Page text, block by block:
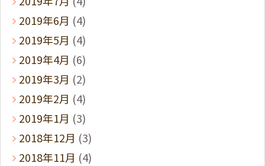
2019年6月 (4)
2019年5月 (4)
2019年4月 (6)
2019年3月 (2)
2019年2月 (4)
2019年1月 (3)
2018年12月 (3)
2018年11月 (4)